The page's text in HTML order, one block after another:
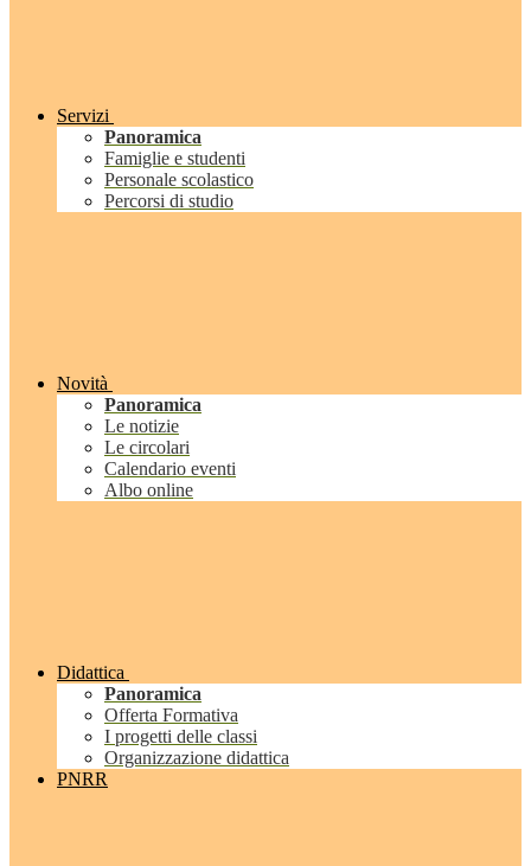
Servizi
Panoramica
Famiglie e studenti
Personale scolastico
Percorsi di studio
Novità
Panoramica
Le notizie
Le circolari
Calendario eventi
Albo online
Didattica
Panoramica
Offerta Formativa
I progetti delle classi
Organizzazione didattica
PNRR